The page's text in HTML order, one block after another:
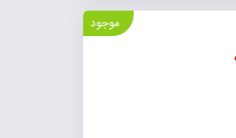
موجود